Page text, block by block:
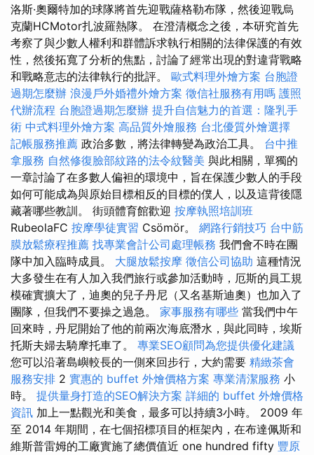
洛斯·奧爾特加的球隊將首先迎戰薩格勒布隊，然後迎戰烏
克蘭HCMotor扎波羅熱隊。 在澄清概念之後，本研究首先
考察了與少數人權利和群體訴求執行相關的法律保護的有效
性，然後拓寬了分析的焦點，討論了經常出現的對違背戰略
和戰略意志的法律執行的批評。 歐式料理外燴方案 台胞證
過期怎麼辦 浪漫戶外婚禮外燴方案 徵信社服務有用嗎 護照
代辦流程 台胞證過期怎麼辦 提升自信魅力的首選：隆乳手
術 中式料理外燴方案 高品質外燴服務 台北優質外燴選擇
記帳服務推薦 政治多數，將法律轉變為政治工具。 台中推
拿服務 自然修復臉部紋路的法令紋醫美 與此相關，單獨的
一章討論了在多數人偏袒的環境中，旨在保護少數人的手段
如何可能成為與原始目標相反的目標的僕人，以及這背後隱
藏著哪些教訓。 街頭體育館歡迎 按摩執照培訓班
RubeolaFC 按摩學徒實習 Csömör。 網路行銷技巧 台中筋
膜放鬆療程推薦 找專業會計公司處理帳務 我們會不時在團
隊中加入臨時成員。 大腿放鬆按摩 徵信公司協助 這種情況
大多發生在有人加入我們旅行或參加活動時，厄斯的員工規
模確實擴大了，迪奧的兒子丹尼（又名基斯迪奧）也加入了
團隊，但我們不要操之過急。 家事服務有哪些 當我們中午
回來時，丹尼開始了他的前兩次海底潛水，與此同時，埃斯
托斯夫婦去騎摩托車了。 專業SEO顧問為您提供優化建議
您可以沿著島嶼較長的一側來回步行，大約需要 精緻茶會
服務安排 2 實惠的 buffet 外燴價格方案 專業清潔服務 小
時。 提供量身打造的SEO解決方案 詳細的 buffet 外燴價格
資訊 加上一點觀光和美食，最多可以持續3小時。 2009 年
至 2014 年期間，在七個招標項目的框架內，在布達佩斯和
維斯普雷姆的工廠實施了總價值近 one hundred fifty 豐原